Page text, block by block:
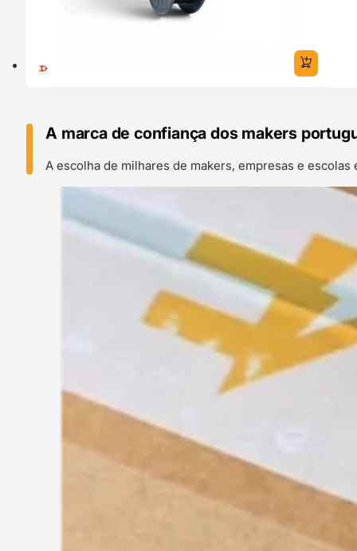
A marca de confiança dos makers
A escolha de milhares de makers, empresas e escolas